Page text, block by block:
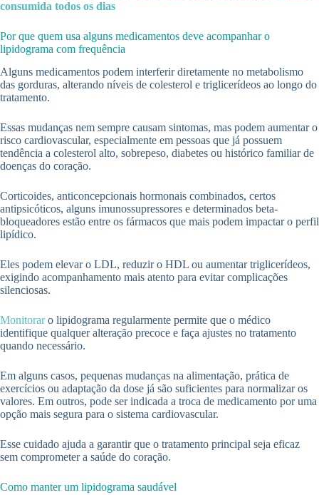
consumida todos os dias
Por que quem usa alguns medicamentos deve acompanhar o
lipidograma com frequência
Alguns medicamentos podem interferir diretamente no metabolismo
das gorduras, alterando níveis de colesterol e triglicerídeos ao longo do
tratamento.
Essas mudanças nem sempre causam sintomas, mas podem aumentar o
risco cardiovascular, especialmente em pessoas que já possuem
tendência a colesterol alto, sobrepeso, diabetes ou histórico familiar de
doenças do coração.
Corticoides, anticoncepcionais hormonais combinados, certos
antipsicóticos, alguns imunossupressores e determinados beta-
bloqueadores estão entre os fármacos que mais podem impactar o perfil
lipídico.
Eles podem elevar o LDL, reduzir o HDL ou aumentar triglicerídeos,
exigindo acompanhamento mais atento para evitar complicações
silenciosas.
Monitoraro lipidograma regularmente permite que o médico
identifique qualquer alteração precoce e faça ajustes no tratamento
quando necessário.
Em alguns casos, pequenas mudanças na alimentação, prática de
exercícios ou adaptação da dose já são suficientes para normalizar os
valores. Em outros, pode ser indicada a troca de medicamento por uma
opção mais segura para o sistema cardiovascular.
Esse cuidado ajuda a garantir que o tratamento principal seja eficaz
sem comprometer a saúde do coração.
Como manter um lipidograma saudável